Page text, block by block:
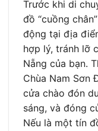
Trước khi di
đồ “cuồng
động tại địa
hợp lý, tránh lỡ
Nẵng của bạn.
Chùa Nam Sơn
cửa chào đón
sáng, và đóng
Nếu là một tín